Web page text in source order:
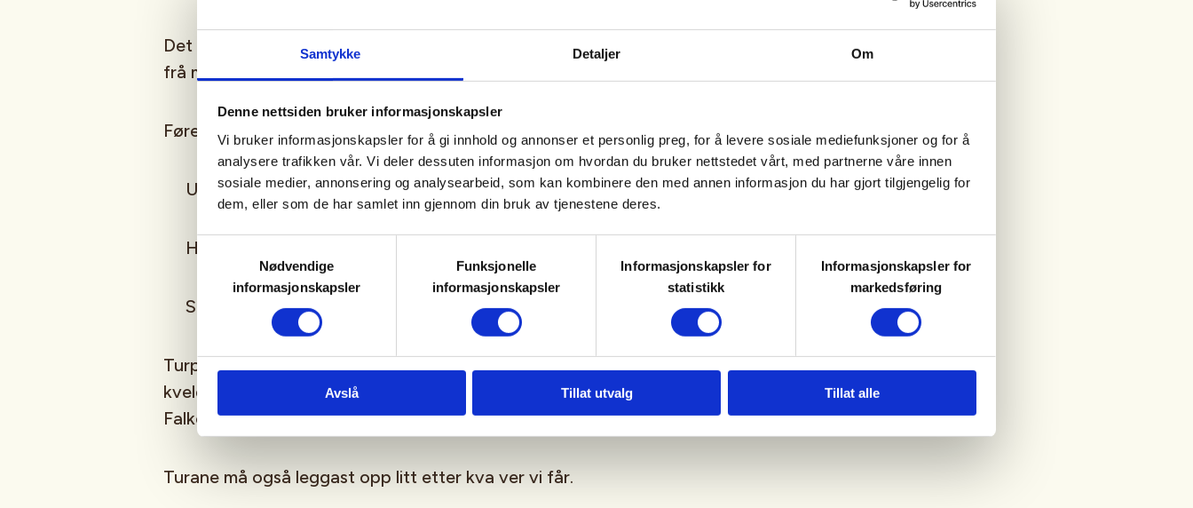
Samtykke Detaljer Om
Denne nettsiden bruker informasjonskapsler
Vi bruker informasjonskapsler for å gi innhold og annonser et personlig preg, for å levere sosiale mediefunksjoner og for å
analysere trafikken vår. Vi deler dessuten informasjon om hvordan du bruker nettstedet vårt, med partnerne våre innen
sosiale medier, annonsering og analysearbeid, som kan kombinere den med annen informasjon du har gjort tilgjengelig for
dem, eller som de har samlet inn gjennom din bruk av tjenestene deres.
Samtykkevalg
Nødvendige
informasjonskapsler
Funksjonelle
informasjonskapsler
Informasjonskapsler for
statistikk
Informasjonskapsler for
markedsføring
Avslå Tillat utvalg Tillat alle
Det er ein fordel med litt turerfaring. Planlagde turar er rekna
frå middels til krevjande.
Førebels turprogramm
Utsikten 1484, ca 6 km, 500 høgdemeter (+ Skjenggen)
Høgbrøthøgde 1821, ca 13 km, ca 800 høgdemeter
Slettningsbu (rundtur frå Tyinvegen (Sletterust)
Turpogramm for desse dagane kan bli endra/oppdatert. Ein
kveldstur innover den vakre Koldedalen, med Uranostind og
Falketind som kulisser, må det vel også bli tid til.
Turane må også leggast opp litt etter kva ver vi får.